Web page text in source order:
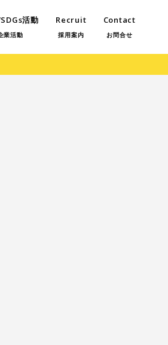
活動
業活動
Recruit
採用案内
Contact
お問合せ